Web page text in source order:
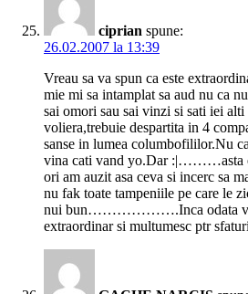
ciprian spune:
26.02.2007 la 13:39
Vreau sa va spun ca este
mie mi sa intamplat sa aud nu ca
sai omori sau sai vinzi si sati iei
voliera,trebuie despartita in 4
sanse in lumea columbofililor.Nu
vina cati vand yo.Dar :|………asta
ori am auzit asa ceva si incerc sa
nu fak toate tampeniile pe care le
nui bun……………….Inca odata va
extraordinar si multumesc ptr